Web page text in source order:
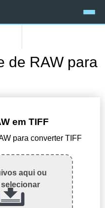
de RAW para
em TIFF
para converter TIFF
aqui ou